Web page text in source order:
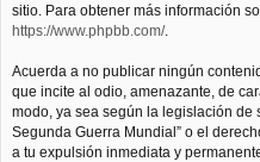
sitio. Para obtener más información
https://www.phpbb.com/.
Acuerda a no publicar ningún
que incite al odio, amenazante, de
modo, ya sea según la legislación de
Segunda Guerra Mundial” o el
a tu expulsión inmediata y